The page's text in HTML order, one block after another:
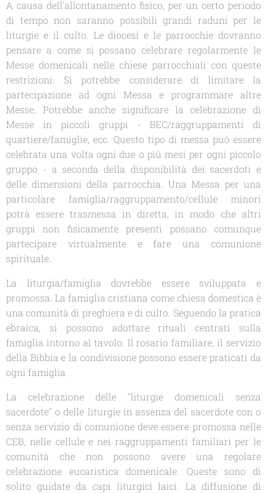
A causa dell'allontanamento fisico, per un certo periodo
di tempo non saranno possibili grandi raduni per le
liturgie e il culto. Le diocesi e le parrocchie dovranno
pensare a come si possano celebrare regolarmente le
Messe domenicali nelle chiese parrocchiali con queste
restrizioni. Si potrebbe considerare di limitare la
partecipazione ad ogni Messa e programmare altre
Messe. Potrebbe anche significare la celebrazione di
Messe in piccoli gruppi - BEC/raggruppamenti di
quartiere/famiglie, ecc. Questo tipo di messa può essere
celebrata una volta ogni due o più mesi per ogni piccolo
gruppo - a seconda della disponibilità dei sacerdoti e
delle dimensioni della parrocchia. Una Messa per una
particolare famiglia/raggruppamento/cellule minori
potrà essere trasmessa in diretta, in modo che altri
gruppi non fisicamente presenti possano comunque
partecipare virtualmente e fare una comunione
spirituale.
La liturgia/famiglia dovrebbe essere sviluppata e
promossa. La famiglia cristiana come chiesa domestica è
una comunità di preghiera e di culto. Seguendo la pratica
ebraica, si possono adottare rituali centrati sulla
famiglia intorno al tavolo. Il rosario familiare, il servizio
della Bibbia e la condivisione possono essere praticati da
ogni famiglia.
La celebrazione delle "liturgie domenicali senza
sacerdote" o delle liturgie in assenza del sacerdote con o
senza servizio di comunione deve essere promossa nelle
CEB, nelle cellule e nei raggruppamenti familiari per le
comunità che non possono avere una regolare
celebrazione eucaristica domenicale. Queste sono di
solito guidate da capi liturgici laici. La diffusione di